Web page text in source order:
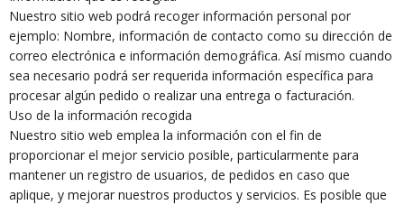
Nuestro sitio web podrá recoger información personal por
ejemplo: Nombre, información de contacto como su dirección de
correo electrónica e información demográfica. Así mismo cuando
sea necesario podrá ser requerida información específica para
procesar algún pedido o realizar una entrega o facturación.
Uso de la información recogida
Nuestro sitio web emplea la información con el fin de
proporcionar el mejor servicio posible, particularmente para
mantener un registro de usuarios, de pedidos en caso que
aplique, y mejorar nuestros productos y servicios. Es posible que